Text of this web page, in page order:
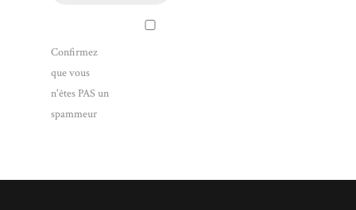
Confirmez
que vous
n'êtes PAS un
spammeur